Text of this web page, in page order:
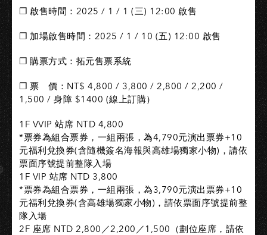
❐ 啟售時間：2025 / 1 / 1 (三) 12:00 啟售
❐ 加場啟售時間：2025 / 1 / 10 (五) 12:00 啟售
❐ 購票方式：拓元售票系統
❐ 票 價：NT$ 4,800 / 3,800 / 2,800 / 2,200 /
1,500 / 身障 $1400 (線上訂購）
1F VVIP 站席 NTD 4,800
*票券為組合票券，一組兩張，為4,790元演出票券+10
元福利兌換券(含隨機簽名海報與高雄場獨家小物)，請依
票面序號提前整隊入場
1F VIP 站席 NTD 3,800
*票券為組合票券，一組兩張，為3,790元演出票券+10
元福利兌換券(含高雄場獨家小物)，請依票面序號提前整
隊入場
2F 座席 NTD 2,800／2,200／1,500（劃位座席，請依